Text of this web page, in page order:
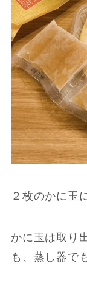
２枚のかに玉
かに玉は取り
も、蒸し器で